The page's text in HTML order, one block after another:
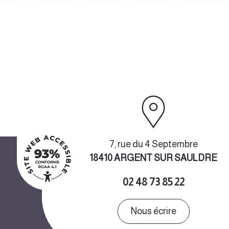
7, rue du 4 Septembre
18410 ARGENT SUR SAULDRE
02 48 73 85 22
Nous écrire